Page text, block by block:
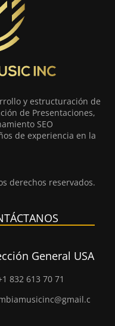
y estructuración de
de Presentaciones,
SEO
de experiencia en la
derechos reservados.
General USA
832 613 70 71